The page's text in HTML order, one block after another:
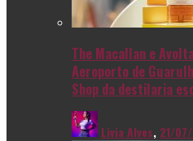
The Macallan e
Aeroporto de
Shop da destilaria
Livia Alves, 21/